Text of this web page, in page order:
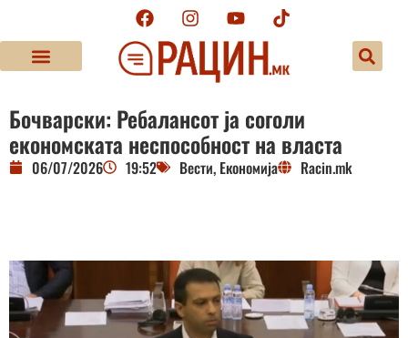
Бочварски: Ребалансот ја соголи
економската неспособност на власта
06/07/2026 19:52 Вести, Економија Racin.mk